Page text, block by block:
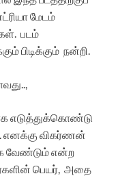
மேடம்
படம்
பிடிக்கும் நன்றி.
எடுத்துக்கொண்டு
எனக்கு விகர்ணன்
வேண்டும் என்ற
பெயர், அதை